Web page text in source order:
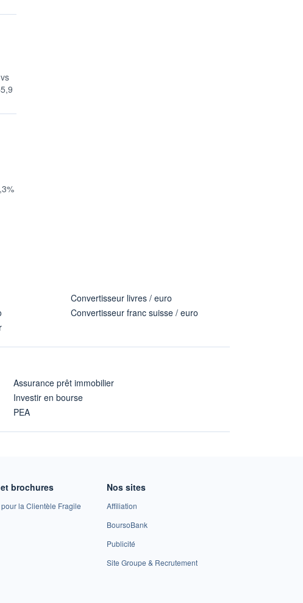
Convertisseur livres / euro
Convertisseur franc suisse / euro
Assurance prêt immobilier
Investir en bourse
PEA
brochures
la Clientèle Fragile
Nos sites
Affiliation
BoursoBank
Publicité
Site Groupe & Recrutement